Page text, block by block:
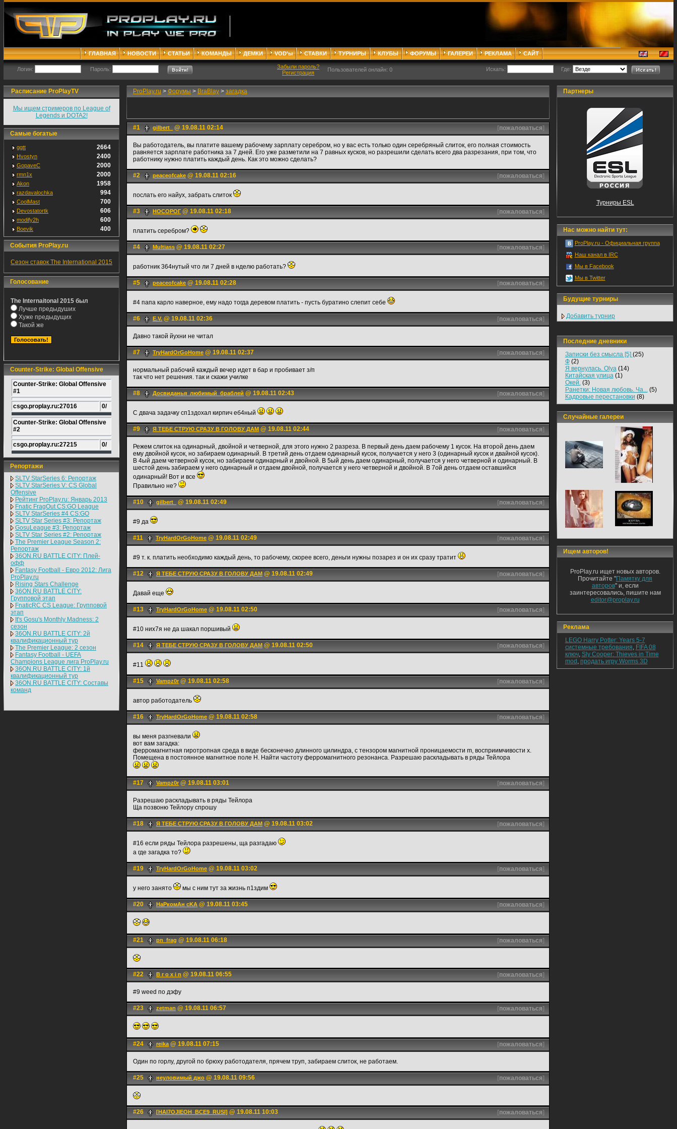
ГЛАВНАЯ НОВОСТИ СТАТЬИ КОМАНДЫ ДЕМКИ VOD'ы СТАВКИ ТУРНИРЫ КЛУБЫ ФОРУМЫ ГАЛЕРЕИ РЕКЛАМА САЙТ
Логин: Пароль:
Забыли пароль?
Регистрация
Пользователей онлайн: 0 Искать: Где:
Расписание ProPlayTV
Мы ищем стримеров по League of
Legends и DOTA2!
Самые богатые
ggtt 2664
Hvostyn 2400
GopaveC 2000
rmn1x 2000
Akon 1958
razdavalochka 994
CoolMast 700
Devostatortk 606
modify2h 600
Boevik 400
События ProPlay.ru
Сезон ставок The International 2015
Голосование
The Internaitonal 2015 был
Лучше предыдуших
Хуже предыдущих
Такой же
Counter-Strike: Global Offensive
Counter-Strike: Global Offensive
#1
csgo.proplay.ru:27016 0/
Counter-Strike: Global Offensive
#2
csgo.proplay.ru:27215 0/
Репортажи
SLTV StarSeries 6: Репортаж
SLTV StarSeries V: CS Global
Offensive
Рейтинг ProPlay.ru: Январь 2013
Fnatic FragOut CS:GO League
SLTV StarSeries #4 CS:GO
SLTV Star Series #3: Репортаж
GosuLeague #3: Репортаж
SLTV Star Series #2: Репортаж
The Premier League Season 2:
Репортаж
36ON.RU BATTLE CITY: Плей-
офф
Fantasy Football - Евро 2012: Лига
ProPlay.ru
Rising Stars Challenge
36ON.RU BATTLE CITY:
Групповой этап
FnaticRC CS League: Групповой
этап
It's Gosu's Monthly Madness: 2
сезон
36ON.RU BATTLE CITY: 2й
квалификационный тур
The Premier League: 2 cезон
Fantasy Football - UEFA
Champions League лига ProPlay.ru
36ON.RU BATTLE CITY: 1й
квалификационный тур
36ON.RU BATTLE CITY: Составы
команд
ProPlay.ru > Форумы > BraBlay > загадка
#1 gilbert_ @ 19.08.11 02:14 [пожаловаться]
Вы работодатель, вы платите вашему рабочему зарплату серебром, но у вас есть только один серебряный слиток, его полная стоимость
равняется зарплате работника за 7 дней. Его уже разметили на 7 равных кусков, но разрешили сделать всего два разрезания, при том, что
работнику нужно платить каждый день. Как это можно сделать?
#2 peaceofcake @ 19.08.11 02:16 [пожаловаться]
послать его найух, забрать слиток
#3 НОСОРОГ @ 19.08.11 02:18 [пожаловаться]
платить серебром?
#4 Multiass @ 19.08.11 02:27 [пожаловаться]
работник 364нутый что ли 7 дней в нделю работать?
#5 peaceofcake @ 19.08.11 02:28 [пожаловаться]
#4 папа карло наверное, ему надо тогда деревом платить - пусть буратино слепит себе
#6 E.V. @ 19.08.11 02:36 [пожаловаться]
Давно такой йухни не читал
#7 TryHardOrGoHome @ 19.08.11 02:37 [пожаловаться]
нормальный рабочий каждый вечер идет в бар и пробивает з/п
так что нет решения. так и скажи училке
#8 Досвиданья_любимый_браблей @ 19.08.11 02:43 [пожаловаться]
С двача задачку сп1здохал кирпич еб4ный
#9 Я ТЕБЕ СТРУЮ СРАЗУ В ГОЛОВУ ДАМ @ 19.08.11 02:44 [пожаловаться]
Режем слиток на одинарный, двойной и четверной, для этого нужно 2 разреза. В первый день даем рабочему 1 кусок. На второй день даем
ему двойной кусок, но забираем одинарный. В третий день отдаем одинарный кусок, получается у него 3 (одинарный кусок и двайной кусок).
В 4ый даем четверной кусок, но забираем одинарный и двойной. В 5ый день даем одинарный, получается у него четверной и одинарный. В
шестой день забираем у него одинарный и отдаем двойной, получается у него четверной и двойной. В 7ой день отдаем оставшийся
одинарный! Вот и все
Правильно не?
#10 gilbert_ @ 19.08.11 02:49 [пожаловаться]
#9 да
#11 TryHardOrGoHome @ 19.08.11 02:49 [пожаловаться]
#9 т. к. платить необходимо каждый день, то рабочему, скорее всего, деньги нужны позарез и он их сразу тратит
#12 Я ТЕБЕ СТРУЮ СРАЗУ В ГОЛОВУ ДАМ @ 19.08.11 02:49 [пожаловаться]
Давай еще
#13 TryHardOrGoHome @ 19.08.11 02:50 [пожаловаться]
#10 них7я не да шакал поршивый
#14 Я ТЕБЕ СТРУЮ СРАЗУ В ГОЛОВУ ДАМ @ 19.08.11 02:50 [пожаловаться]
#11
#15 Vampz0r @ 19.08.11 02:58 [пожаловаться]
автор работодатель
#16 TryHardOrGoHome @ 19.08.11 02:58 [пожаловаться]
вы меня разгневали
вот вам загадка:
ферромагнитная гиротропная среда в виде бесконечно длинного цилиндра, с тензором магнитной проницаемости m, восприимчивости x.
Помещена в постоянное магнитное поле H. Найти частоту ферромагнитного резонанса. Разрешаю раскладывать в ряды Тейлора
#17 Vampz0r @ 19.08.11 03:01 [пожаловаться]
Разрешаю раскладывать в ряды Тейлора
Ща позвоню Тейлору спрошу
#18 Я ТЕБЕ СТРУЮ СРАЗУ В ГОЛОВУ ДАМ @ 19.08.11 03:02 [пожаловаться]
#16 если ряды Тейлора разрешены, ща разгадаю
а где загадка то?
#19 TryHardOrGoHome @ 19.08.11 03:02 [пожаловаться]
у него занято мы с ним тут за жизнь п1здим
#20 HаРкомАн cKA @ 19.08.11 03:45 [пожаловаться]
#21 pn_frag @ 19.08.11 06:18 [пожаловаться]
#22 B r o x i n @ 19.08.11 06:55 [пожаловаться]
#9 weed по дэфу
#23 zetman @ 19.08.11 06:57 [пожаловаться]
#24 reika@ 19.08.11 07:15 [пожаловаться]
Один по горлу, другой по брюху работодателя, прячем труп, забираем слиток, не работаем.
#25 неуловимый джо @ 19.08.11 09:56 [пожаловаться]
#26 [HAI7OJIEOH_BCE9_RUSI] @ 19.08.11 10:03 [пожаловаться]
Партнеры
Турниры ESL
Нас можно найти тут:
ProPlay.ru - Официальная группа
Наш канал в IRC
Мы в Facebook
Мы в Twitter
Будущие турниры
Добавить турнир
Последние дневники
Записки без смысла [5] (25)
Ф(2)
Я вернулась. Olya(14)
Китайская улица(1)
Окей.(3)
Ранетки: Новая любовь. Ча...(5)
Кадровые перестановки (8)
Случайные галереи
Ищем авторов!
ProPlay.ru ищет новых авторов.
Прочитайте "Памятку для
авторов" и, если
заинтересовались, пишите нам
editor@proplay.ru
Реклама
LEGO Harry Potter: Years 5-7
системные требования, FIFA 08
ключ, Sly Cooper: Thieves in Time
mod , продать игру Worms 3D